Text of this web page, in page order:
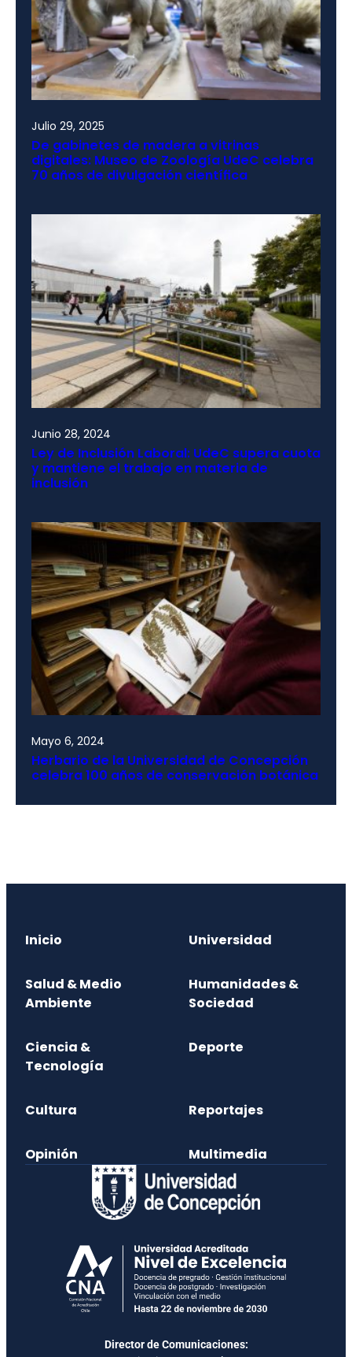
Julio 29, 2025
De gabinetes de madera a vitrinas
digitales: Museo de Zoología UdeC celebra
70 años de divulgación científica
Junio 28, 2024
Ley de Inclusión Laboral: UdeC supera cuota
y mantiene el trabajo en materia de
inclusión
Mayo 6, 2024
Herbario de la Universidad de Concepción
celebra 100 años de conservación botánica
Inicio Universidad
Salud & Medio
Ambiente
Humanidades &
Sociedad
Ciencia &
Tecnología
Deporte
Cultura Reportajes
Opinión Multimedia
Director de Comunicaciones: